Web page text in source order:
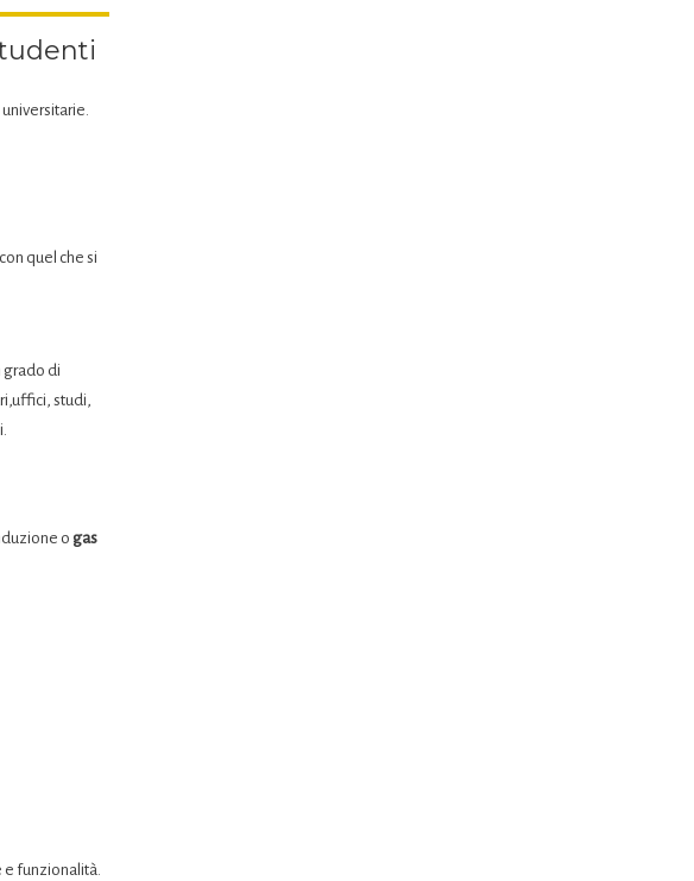
quel che si
di
studi,
o gas
e funzionalità.